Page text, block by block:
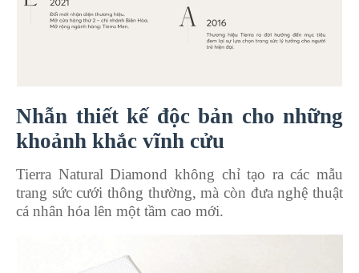
Nhẫn thiết kế độc bản cho những
khoảnh khắc vĩnh cửu
Tierra Natural Diamond không chỉ tạo ra các mẫu
trang sức cưới thông thường, mà còn đưa nghệ thuật
cá nhân hóa lên một tầm cao mới.